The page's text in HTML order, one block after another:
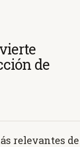
de
relevantes de